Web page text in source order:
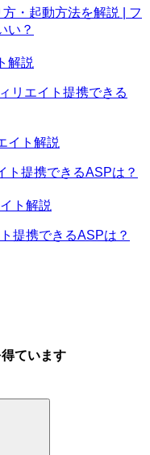
・起動方法を解説 | フ
い？
リエイト提携できる
ト提携できるASPは？
提携できるASPは？
ています